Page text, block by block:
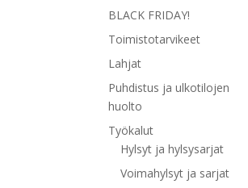
BLACK FRIDAY!
Toimistotarvikeet
Lahjat
Puhdistus ja ulkotilojen
huolto
Työkalut
Hylsyt ja hylsysarjat
Voimahylsyt ja sarjat